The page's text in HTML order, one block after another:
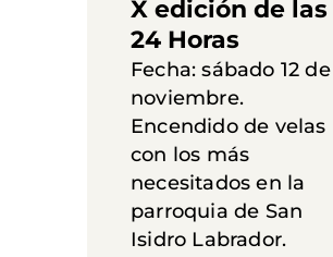
X edición de las
24 Horas
Fecha: sábado 12 de
noviembre.
Encendido de velas
con los más
necesitados en la
parroquia de San
Isidro Labrador.